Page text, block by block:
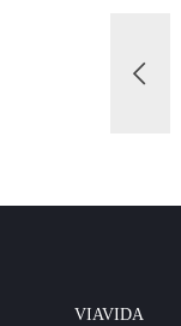
VIAVIDA